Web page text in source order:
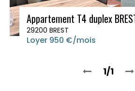
Appartement T4 duplex
29200 BREST
Loyer 950 €/mois
1/1